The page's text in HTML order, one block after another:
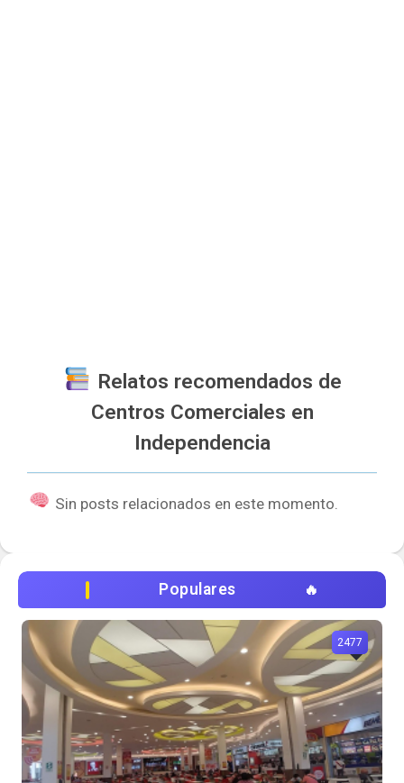
Relatos recomendados de
Centros Comerciales en
Independencia
Sin posts relacionados en este momento.
Populares
2477